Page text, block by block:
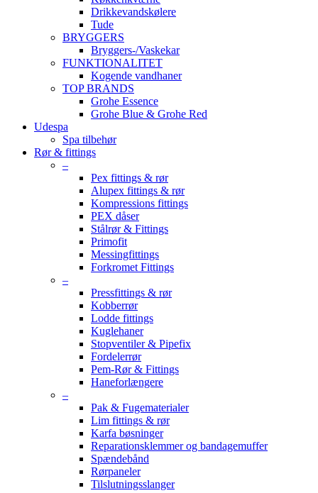
Drikkevandskølere
Tude
BRYGGERS
Bryggers-/Vaskekar
FUNKTIONALITET
Kogende vandhaner
TOP BRANDS
Grohe Essence
Grohe Blue & Grohe Red
Udespa
Spa tilbehør
Rør & fittings
–
Pex fittings & rør
Alupex fittings & rør
Kompressions fittings
PEX dåser
Stålrør & Fittings
Primofit
Messingfittings
Forkromet Fittings
–
Pressfittings & rør
Kobberrør
Lodde fittings
Kuglehaner
Stopventiler & Pipefix
Fordelerrør
Pem-Rør & Fittings
Haneforlængere
–
Pak & Fugematerialer
Lim fittings & rør
Karfa bøsninger
Reparationsklemmer og bandagemuffer
Spændebånd
Rørpaneler
Tilslutningsslanger